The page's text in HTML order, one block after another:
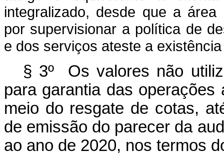
integralizado, desde que a
por supervisionar a política de
e dos serviços ateste a
§ 3º Os valores não
para garantia das
meio do resgate de cotas,
de emissão do parecer da
ao ano de 2020, nos termos